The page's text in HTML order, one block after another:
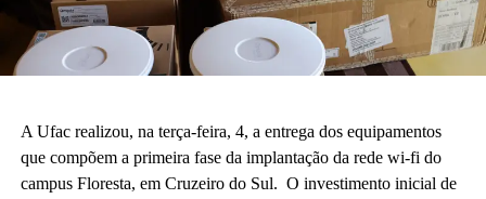
A Ufac realizou, na terça-feira, 4, a entrega dos equipamentos
que compõem a primeira fase da implantação da rede wi-fi do
campus Floresta, em Cruzeiro do Sul. O investimento inicial de